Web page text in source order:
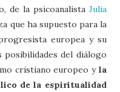
de la psicoanalista Julia
que ha supuesto para la
europea y su
posibilidades del diálogo
cristiano europeo y la
de la espiritualidad